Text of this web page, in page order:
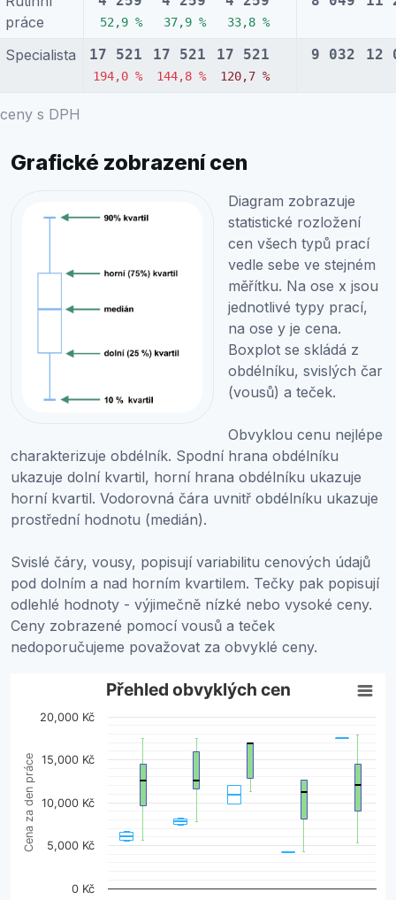
ceny s DPH
práce
52,9 % 37,9 % 33,8 %
Specialista 17 521
194,0 %
17 521
144,8 %
17 521
120,7 %
9 032 12
Grafické zobrazení cen
Diagram zobrazuje
statistické rozložení
cen všech typů prací
vedle sebe ve stejném
měřítku. Na ose x jsou
jednotlivé typy prací,
na ose y je cena.
Boxplot se skládá z
obdélníku, svislých čar
(vousů) a teček.
Obvyklou cenu nejlépe
charakterizuje obdélník. Spodní hrana obdélníku
ukazuje dolní kvartil, horní hrana obdélníku ukazuje
horní kvartil. Vodorovná čára uvnitř obdélníku ukazuje
prostřední hodnotu (medián).
Svislé čáry, vousy, popisují variabilitu cenových údajů
pod dolním a nad horním kvartilem. Tečky pak popisují
odlehlé hodnoty - výjimečně nízké nebo vysoké ceny.
Ceny zobrazené pomocí vousů a teček
nedoporučujeme považovat za obvyklé ceny.
Přehled obvyklých cen
Boxplot with 2 data series. Box plot charts are typically
View as data table, Přehled obvyklých cen
The chart has 1 X axis displaying categories.
The chart has 1 Y axis displaying Cena za den práce.
Cena za den práce
Přehled obvyklých cen
0 Kč
5,000 Kč
10,000 Kč
15,000 Kč
20,000 Kč